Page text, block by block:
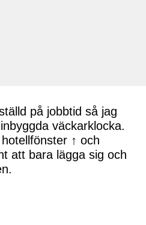
på jobbtid så jag
väckarklocka.
↑ och
att bara lägga sig och